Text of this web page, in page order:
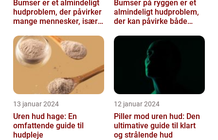
Bumser er et almindeligt
hudproblem, der påvirker
mange mennesker, især i
Bumser på ryggen er et
almindeligt hudproblem,
der kan påvirke både
13 januar 2024
Uren hud hage: En
omfattende guide til
hudpleje
12 januar 2024
Piller mod uren hud: Den
ultimative guide til klart
og strålende hud